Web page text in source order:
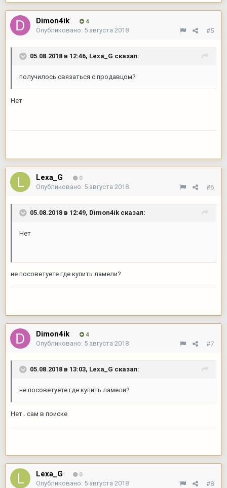
Dimon4ik 4
#5
Опубликовано: 5 августа 2018
05.08.2018 в 12:46, Lexa_G сказал:
получилось связаться с продавцом?
Нет
Lexa_G 0
#6
Опубликовано: 5 августа 2018
05.08.2018 в 12:49, Dimon4ik сказал:
Нет
не посоветуете где купить ламели?
Dimon4ik 4
#7
Опубликовано: 5 августа 2018
05.08.2018 в 13:03, Lexa_G сказал:
не посоветуете где купить ламели?
Нет.. сам в поиске
Lexa_G 0
#8
Опубликовано: 5 августа 2018